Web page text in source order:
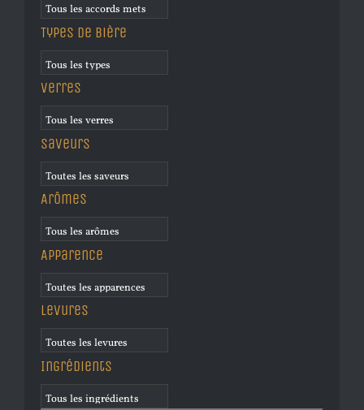
Types de bière
Verres
Saveurs
Arômes
Apparence
Levures
Ingrédients